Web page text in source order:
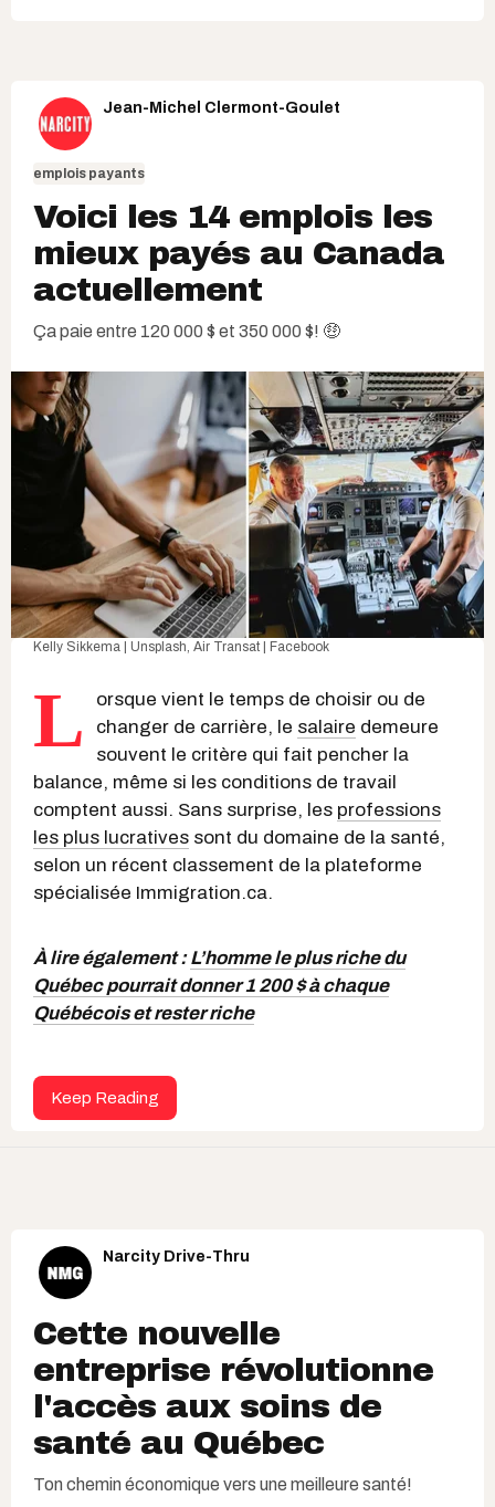
Jean-Michel Clermont-Goulet
emplois payants
Voici les 14 emplois les
mieux payés au Canada
actuellement
Ça paie entre 120 000 $ et 350 000 $! 🤑
Kelly Sikkema | Unsplash Air Transat | Facebook
L
orsque vient le temps de choisir ou de
changer de carrière, le salaire demeure
souvent le critère qui fait pencher la
balance, même si les conditions de travail
comptent aussi. Sans surprise, les professions
les plus lucratives sont du domaine de la santé,
selon un récent classement de la plateforme
spécialisée Immigration.ca.
À lire également :L’homme le plus riche du
Québec pourrait donner 1 200 $ à chaque
Québécois et rester riche
Keep Reading
Narcity Drive-Thru
Cette nouvelle
entreprise révolutionne
l'accès aux soins de
santé au Québec
Ton chemin économique vers une meilleure santé!